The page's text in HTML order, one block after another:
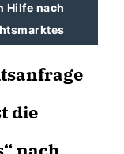
Hilfe nach
die